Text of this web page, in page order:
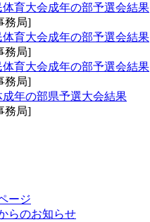
育大会成年の部予選会結果
務局]
体育大会成年の部予選会結果
務局]
体育大会成年の部予選会結果
務局]
成年の部県予選大会結果
務局]
ージ
らのお知らせ